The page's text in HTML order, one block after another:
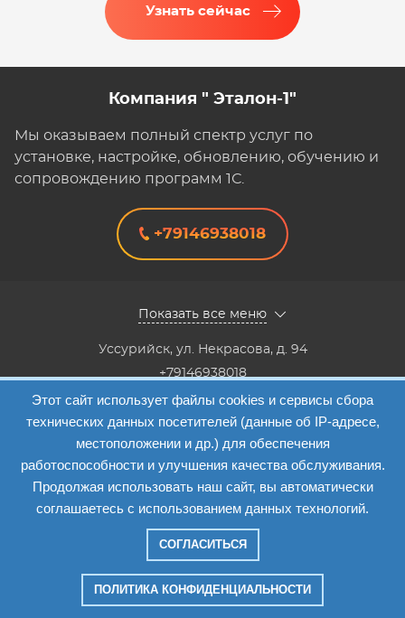
Этот сайт использует файлы cookies и сервисы сбора
технических данных посетителей (данные об IP-адресе,
местоположении и др.) для обеспечения
работоспособности и улучшения качества обслуживания.
Продолжая использовать наш сайт, вы автоматически
соглашаетесь с использованием данных технологий.
СОГЛАСИТЬСЯ
ПОЛИТИКА КОНФИДЕНЦИАЛЬНОСТИ
Узнать сейчас
Компания " Эталон-1"
Мы оказываем полный спектр услуг по
установке, настройке, обновлению, обучению и
сопровождению программ 1С.
+79146938018
Показать все меню
Уссурийск, ул. Некрасова, д. 94
+79146938018
8(4234) 333-147, 8(4234) 333-818,8(4234) 38-40-20,8(4234)